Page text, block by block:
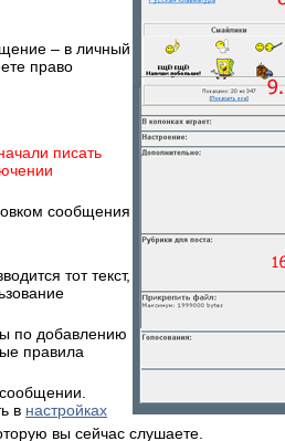
– в личный
право
писать
сообщения
тот текст,
по добавлению
правила
в настройках
вы сейчас слушаете.